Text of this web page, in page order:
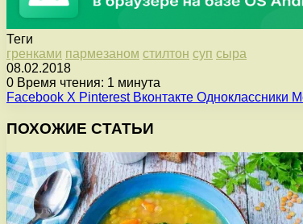
Теги
гренками пармезаном стилтон суп сыра
08.02.2018
0 Время чтения: 1 минута
Facebook X Pinterest Вконтакте Одноклассники
ПОХОЖИЕ СТАТЬИ